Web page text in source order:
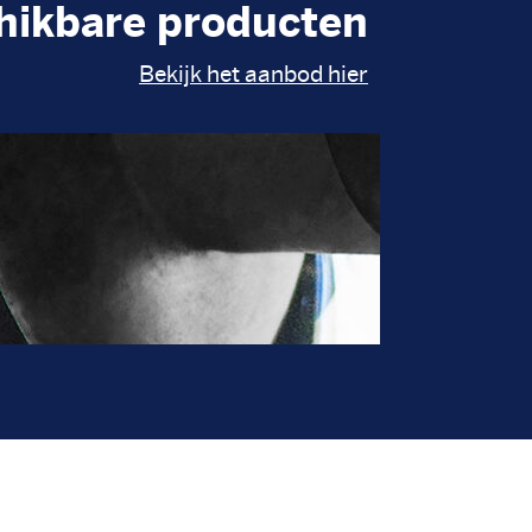
producten
Bekijk het aanbod hier